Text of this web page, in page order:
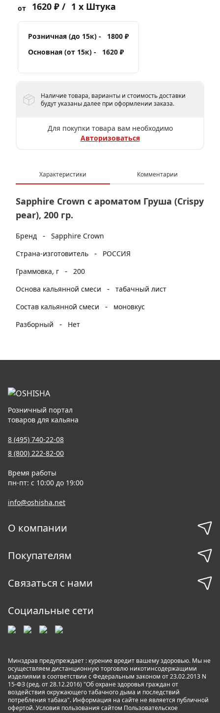
от 1620 ₽ / 1 x Штука
Розничная (до 15к) -
1800 ₽
Основная (от 15к) -
1620 ₽
Наличие товара, варианты и стоимость доставки
будут указаны далее при оформлении заказа.
Для покупки товара вам необходимо
Авторизоваться
Характеристики Комментарии
Sapphire Crown с ароматом Груша (Crispy
pear), 200 гр.
Бренд - Sapphire Crown
Страна-изготовитель
-
РОССИЯ
Граммовка, г
- 200
Основа кальянной смеси
- табачный лист
Состав кальянной смеси
-
моновкус
Разборный
- Нет
Розничный портал
товаров для кальяна
8 (495) 740-22-08
8 (800) 222-82-00
Время работы
пн-пт: с 10:00 до 19:00
info@oshisha.net
О компании
Покупателям
Связаться с нами
Социальные сети
Минздрав предупреждает : курение вредит вашему здоровью. Мы не
осуществляем дистанционную торговлю никотинсодержащими
изделиями в соответствии с Федеральным законом от 23.02.2013 N
15-ФЗ (ред. от 28.12.2016) "Об охране здоровья граждан от
воздействия окружающего табачного дыма и последствий
потребления табака". Информация на сайте не является публичной
офертой. Условия пользования сайтом Пользовательское